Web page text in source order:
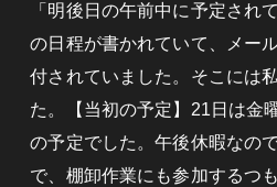
「明後日の午前中に予定され
の日程が書かれていて、メー
付されていました。そこには
た。【当初の予定】21日は金
の予定でした。午後休暇なの
で、棚卸作業にも参加するつ